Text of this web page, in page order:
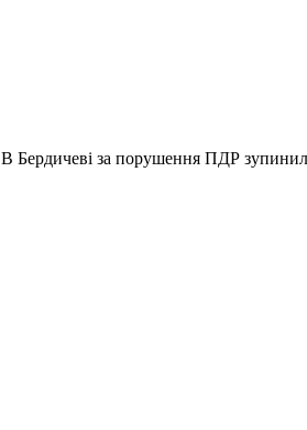
В Бердичеві за порушення ПДР